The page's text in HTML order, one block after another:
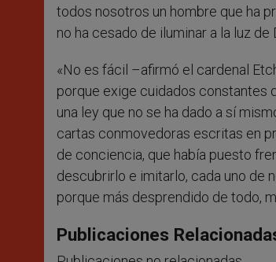
todos nosotros un hombre que ha
no ha cesado de iluminar a la luz
«No es fácil –afirmó el cardenal
porque exige cuidados constantes
una ley que no se ha dado a sí
cartas conmovedoras escritas en
de conciencia, que había puesto
descubrirlo e imitarlo, cada uno de
porque más desprendido de todo,
Publicaciones